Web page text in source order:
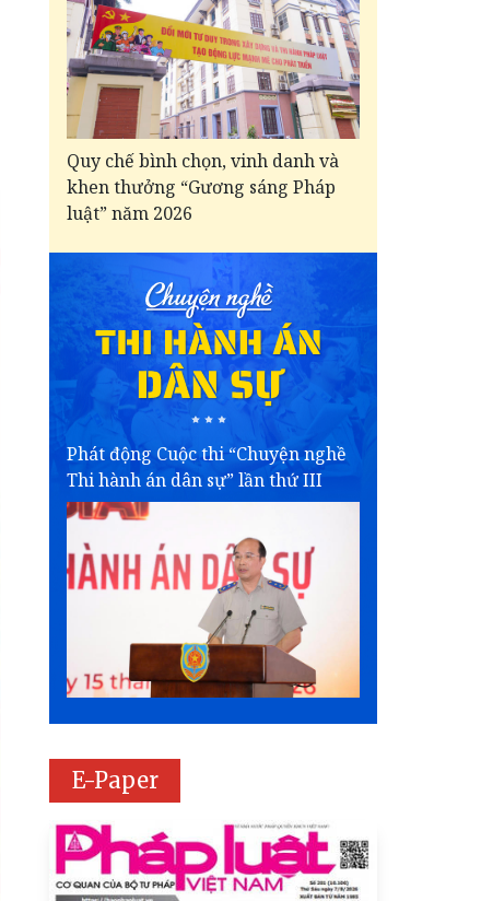
Quy chế bình chọn, vinh danh và
khen thưởng “Gương sáng Pháp
luật” năm 2026
Phát động Cuộc thi “Chuyện nghề
Thi hành án dân sự” lần thứ III
E-Paper